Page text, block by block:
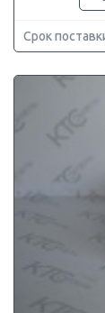
Срок